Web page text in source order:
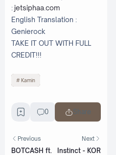
:jetsiphaa.com
English Translation :
Genierock
TAKE IT OUT WITH FULL
CREDIT!!!
Kamin
0 Share
Previous
BOTCASH ft.
Next
Instinct - KOR